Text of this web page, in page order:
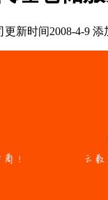
更新时间2008-4-9 添